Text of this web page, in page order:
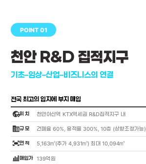
POINT 01
천안 R&D 집적지구
기초–임상–산업–비즈니스의 연결
전국 최고의 입지에 부지 매입
globe_location_pin위 치 천안아산역 KTX역세권 R&D집적지구 내
corporate_fare규 모 건폐율 60%, 용적률 300%, 10층 (상향조정가능)
fit_screen면 적 5,163㎡(추가 4,931㎡) 최대 10,094㎡
bar_chart_4_bars매입가 139억원